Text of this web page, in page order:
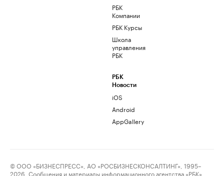
РБК
Компании
РБК Курсы
Школа
управления
РБК
РБК
Новости
iOS
Android
AppGallery
© ООО «БИЗНЕСПРЕСС», АО «РОСБИЗНЕСКОНСАЛТИНГ», 1995–
2026. Сообщения и материалы информационного агентства «РБК»